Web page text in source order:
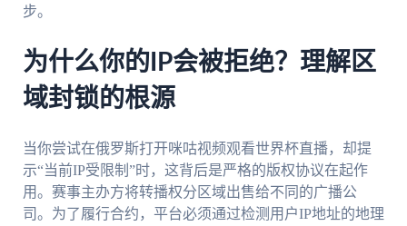
步。
为什么你的IP会被拒绝？理解区
域封锁的根源
当你尝试在俄罗斯打开咪咕视频观看世界杯直播，却提
示“当前IP受限制”时，这背后是严格的版权协议在起作
用。赛事主办方将转播权分区域出售给不同的广播公
司。为了履行合约，平台必须通过检测用户IP地址的地理